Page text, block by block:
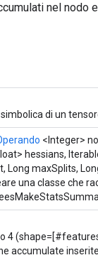
nel nodo
di un
<Integer>
hessians,
Long maxSplits,
una classe che
4
accumulate